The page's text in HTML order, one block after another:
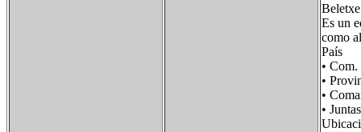
Es un
como
País
•
•
•
•